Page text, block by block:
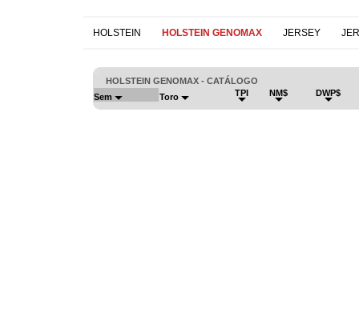
HOLSTEIN HOLSTEIN GENOMAX JERSEY
HOLSTEIN GENOMAX - CATÁLOGO
Sem
Toro TPI NM$ DWP$